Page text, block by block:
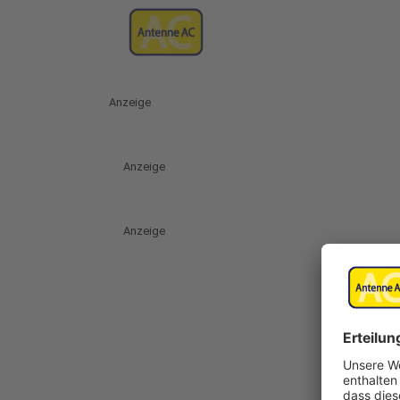
Anzeige
Anzeige
Anzeige